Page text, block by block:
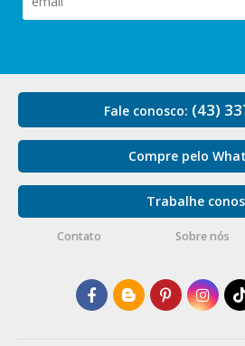
Fale conosco: (43)
Compre pelo
Trabalhe
Contato Sobre nós